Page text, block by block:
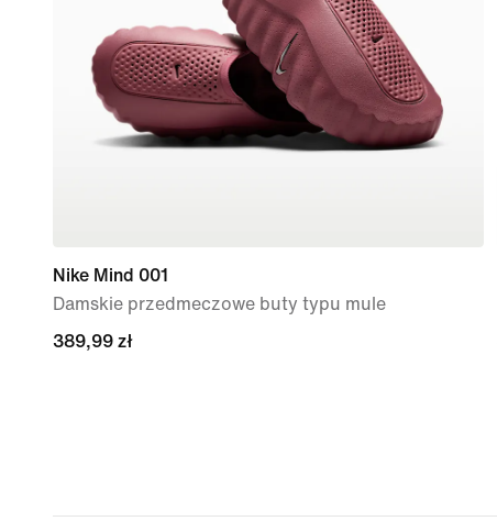
Nike Mind 001
Damskie przedmeczowe buty typu mule
389,99 zł
389,99 zł